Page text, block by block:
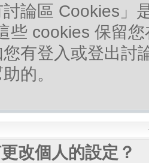
討論區 Cookies
些 cookies 保留
有登入或登出討
的。
改個人的設定？